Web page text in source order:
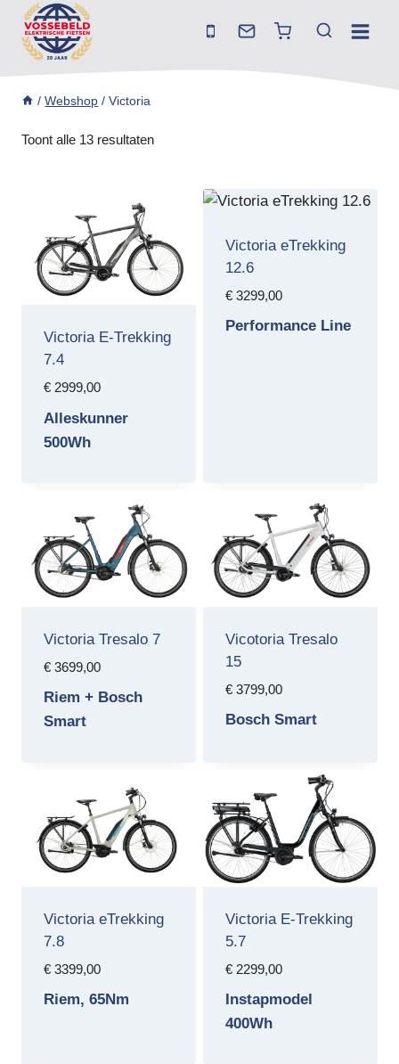
Doorgaan
naar
inhoud
/ Webshop / Victoria
Toont alle 13 resultaten
Victoria E-Trekking
7.4
€2999,00
Alleskunner
500Wh
Victoria eTrekking
12.6
€3299,00
Performance Line
Victoria Tresalo 7
€3699,00
Riem + Bosch
Smart
Vicotoria Tresalo
15
€3799,00
Bosch Smart
Victoria eTrekking
7.8
€3399,00
Riem, 65Nm
Victoria E-Trekking
5.7
€2299,00
Instapmodel
400Wh